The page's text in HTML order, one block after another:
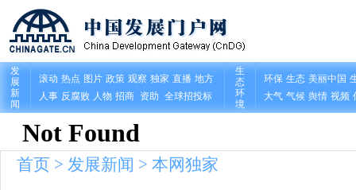
首页 > 发展新闻 > 本网独家